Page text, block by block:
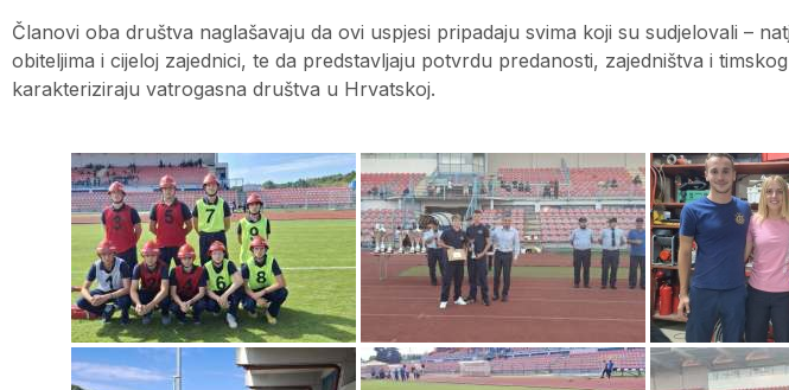
Članovi oba društva naglašavaju da ovi uspjesi pripadaju svima koji su sudjelovali –
obiteljima i cijeloj zajednici, te da predstavljaju potvrdu predanosti, zajedništva i
karakteriziraju vatrogasna društva u Hrvatskoj.